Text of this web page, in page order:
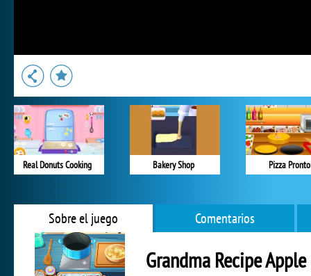
Real Donuts Cooking Bakery Shop Pizza Pronto
Sobre el juego Comentarios
Grandma Recipe